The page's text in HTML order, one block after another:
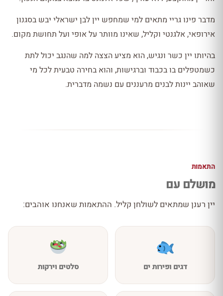
מדבר פינו גריי מתאים למי שמחפש יין לבן ישראלי יבש בסגנון
אירופאי, אלגנטי וקליל, שאינו מוותר על אופי ועל תחושת מקום.
בהיותו יין כשר ונגיש, הוא מציע הצצה למה שהנגב יכול לתת
כשמטפלים בו בכבוד וברגישות, והוא בחירה טבעית לכל מי
שאוהב יינות לבנים מרעננים עם נשמה מדברית.
התאמות
מושלם עם
יין רענן שמתאים לשולחן קליל. ההתאמות שאנחנו אוהבים:
דגים ופירות ים סלטים וירקות